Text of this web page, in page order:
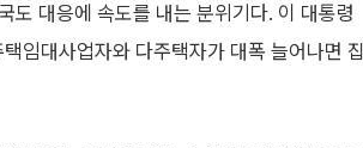
도 대응에 속도를 내는 분위기다. 이 대통령
임대사업자와 다주택자가 대폭 늘어나면 집